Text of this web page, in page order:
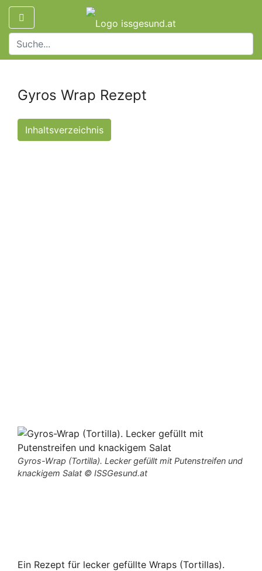
Gyros Wrap Rezept
Inhaltsverzeichnis
Gyros-Wrap (Tortilla). Lecker gefüllt mit Putenstreifen und
knackigem Salat © ISSGesund.at
Ein Rezept für lecker gefüllte Wraps (Tortillas).